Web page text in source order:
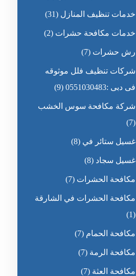
خدمات تنظيف المنازل (31)
خدمات مكافحة حشرات (2)
رش حشرات (7)
شركات تنظيف فلل موثوقه
فى دبى :0551030483
(9)
شركة مكافحة سوس الخشب
(7)
غسيل ستائر في (8)
غسيل سجاد (8)
مكافحة الحشرات (7)
مكافحة الحشرات في الشارقة
(1)
مكافحة الحمام (7)
مكافحة الرمة (7)
مكافحة العثة (7)